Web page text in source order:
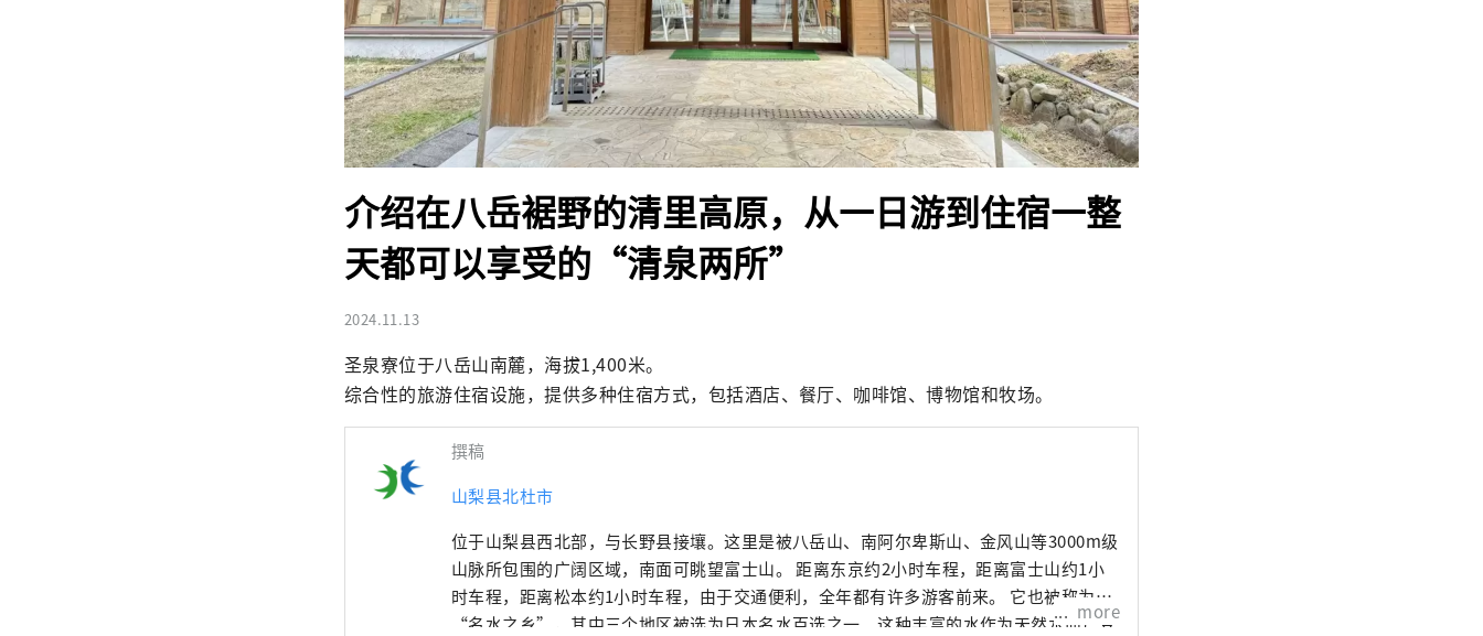
介绍在八岳裾野的清里高原，从一日游到住宿一整
天都可以享受的“清泉两所”
2024.11.13
圣泉寮位于八岳山南麓，海拔1,400米。
综合性的旅游住宿设施，提供多种住宿方式，包括酒店、餐厅、咖啡馆、博物馆和牧场。
撰稿
山梨县北杜市
位于山梨县西北部，与长野县接壤。这里是被八岳山、南阿尔卑斯山、金风山等3000m级
山脉所包围的广阔区域，南面可眺望富士山。 距离东京约2小时车程，距离富士山约1小
时车程，距离松本约1小时车程，由于交通便利，全年都有许多游客前来。 它也被称为
“名水之乡”，其中三个地区被选为日本名水百选之一。这种丰富的水作为天然水而广受
more